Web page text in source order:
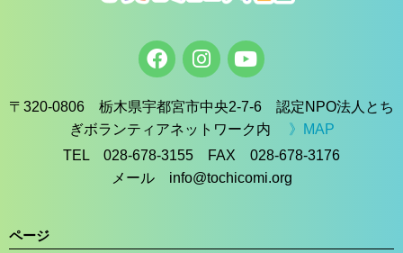
〒320-0806 栃木県宇都宮市中央2-7-6 認定NPO法人とち
ぎボランティアネットワーク内 》MAP
TEL 028-678-3155 FAX 028-678-3176
メール info@tochicomi.org
ページ